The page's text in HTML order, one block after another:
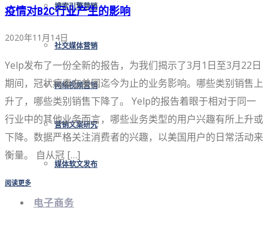
搜索引擎营销
社交媒体营销
网络视频营销
营销文案研究
媒体软文发布
电子商务
疫情对B2C行业产生的影响
2020年11月14日
Yelp发布了一份全新的报​​告，为我们揭示了3月1日至3月22日
期间，冠状病毒在美国迄今为止的业务影响。哪些类别销售上
升了，哪些类别销售下降了。 Yelp的报告着眼于相对于同一
行业中的其他业务而言，哪些业务类型的用户兴趣有所上升或
下降。数据严格关注消费者的兴趣，以美国用户的日常活动来
衡量。 自从冠 […]
阅读更多